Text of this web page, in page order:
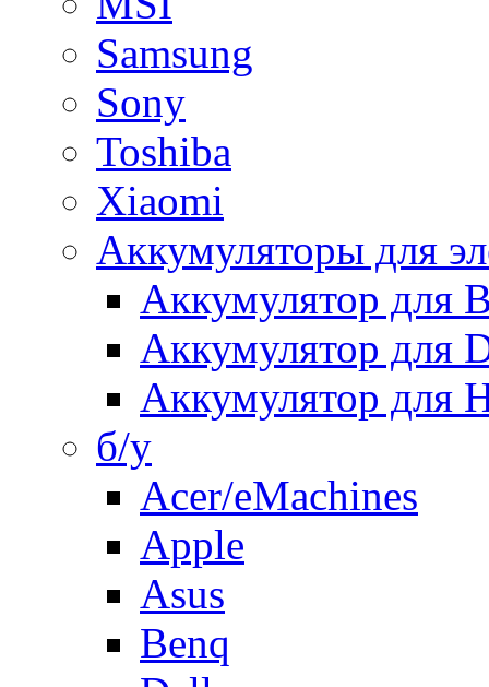
Samsung
Sony
Toshiba
Xiaomi
Аккумуляторы для
Аккумулятор для
Аккумулятор для
Аккумулятор для
б/у
Acer/eMachines
Apple
Asus
Benq